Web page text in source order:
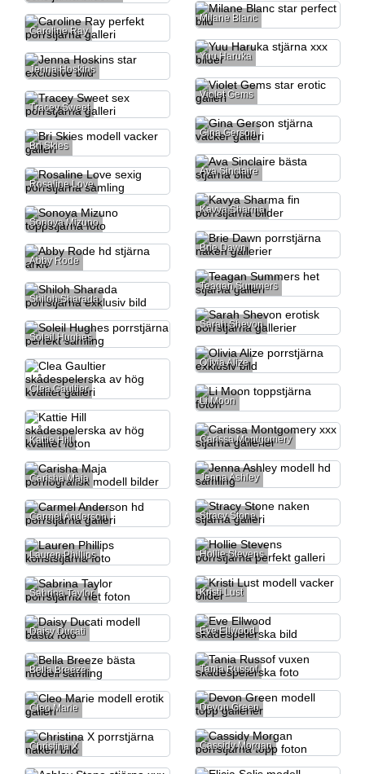
Milane Blanc
Caroline Ray
Yuu Haruka
Jenna Hoskins
Violet Gems
Tracey Sweet
Gina Gerson
Bri Skies
Ava Sinclaire
Rosaline Love
Kavya Sharma
Sonoya Mizuno
Brie Dawn
Abby Rode
Teagan Summers
Shiloh Sharada
Sarah Shevon
Soleil Hughes
Olivia Alize
Clea Gaultier
Li Moon
Kattie Hill Carissa Montgomery
Jenna Ashley
Carisha Maja
Stracy Stone
Carmel Anderson
Hollie Stevens
Lauren Phillips
Kristi Lust
Sabrina Taylor
Eve Ellwood
Daisy Ducati
Tania Russof
Bella Breeze
Devon Green
Cleo Marie
Cassidy Morgan
Christina X